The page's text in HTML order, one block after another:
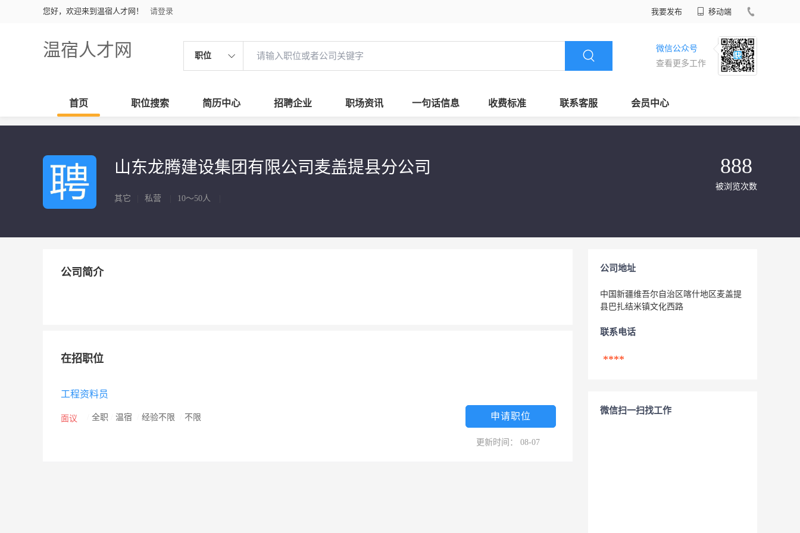
您好，欢迎来到温宿人才网！ 请登录 我要发布 移动端
温宿人才网 职位
微信公众号
查看更多工作
首页 职位搜索 简历中心 招聘企业 职场资讯 一句话信息 收费标准 联系客服 会员中心
山东龙腾建设集团有限公司麦盖提县分公司
其它 私营 10～50人
888
被浏览次数
公司简介
在招职位
工程资料员
面议 全职 温宿 经验不限 不限 申请职位
更新时间： 08-07
公司地址
中国新疆维吾尔自治区喀什地区麦盖提
县巴扎结米镇文化西路
联系电话
****
微信扫一扫找工作